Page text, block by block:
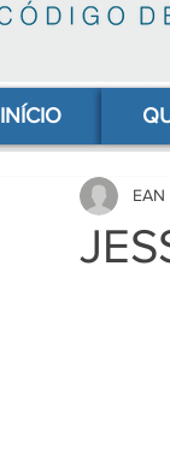
de barras, comprar código de barras, adquirir código
INÍCIO